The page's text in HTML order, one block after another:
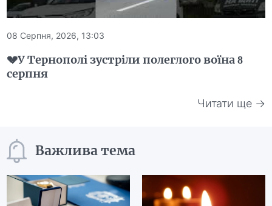
08 Серпня, 2026, 13:03
💔У Тернополі зустріли полеглого воїна 8
серпня
Читати ще →
Важлива тема